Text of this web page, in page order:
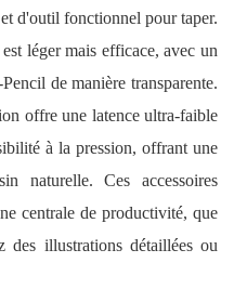
d'outil fonctionnel pour taper.
léger mais efficace, avec un
de manière transparente.
offre une latence ultra-faible
à la pression, offrant une
naturelle. Ces accessoires
centrale de productivité, que
des illustrations détaillées ou